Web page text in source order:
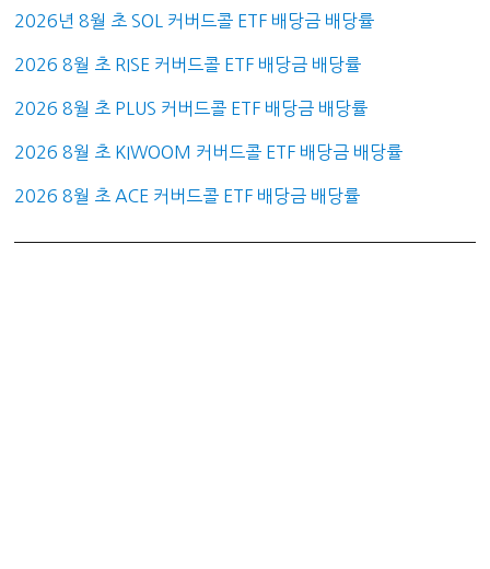
2026년 8월 초 SOL 커버드콜 ETF 배당금 배당률
2026 8월 초 RISE 커버드콜 ETF 배당금 배당률
2026 8월 초 PLUS 커버드콜 ETF 배당금 배당률
2026 8월 초 KIWOOM 커버드콜 ETF 배당금 배당률
2026 8월 초 ACE 커버드콜 ETF 배당금 배당률